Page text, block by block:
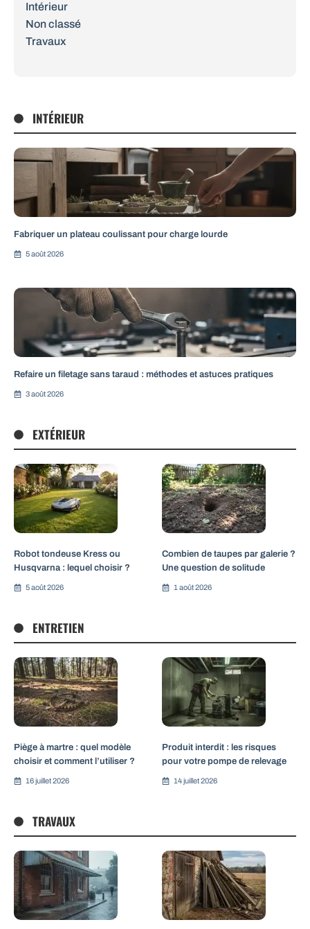
INTÉRIEUR
Fabriquer un plateau coulissant pour charge lourde
5 août 2026
Refaire un filetage sans taraud : méthodes et astuces pratiques
3 août 2026
EXTÉRIEUR
Robot tondeuse Kress ou
Husqvarna : lequel choisir ?
5 août 2026
Combien de taupes par galerie ?
Une question de solitude
1 août 2026
ENTRETIEN
Piège à martre : quel modèle
choisir et comment l’utiliser ?
16 juillet 2026
Produit interdit : les risques
pour votre pompe de relevage
14 juillet 2026
TRAVAUX
Intérieur
Non classé
Travaux